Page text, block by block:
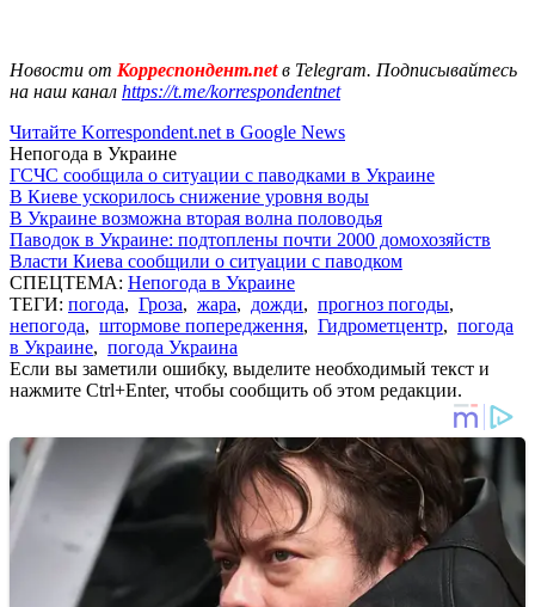
Новости от Корреспондент.netв Telegram. Подписывайтесь
на наш канал https://t.me/korrespondentnet
Читайте Korrespondent.net в Google News
Непогода в Украине
ГСЧС сообщила о ситуации с паводками в Украине
В Киеве ускорилось снижение уровня воды
В Украине возможна вторая волна половодья
Паводок в Украине: подтоплены почти 2000 домохозяйств
Власти Киева сообщили о ситуации с паводком
СПЕЦТЕМА: Непогода в Украине
ТЕГИ: погода, Гроза, жара, дожди, прогноз погоды,
непогода, штормове попередження, Гидрометцентр, погода
в Украине, погода Украина
Если вы заметили ошибку, выделите необходимый текст и
нажмите Ctrl+Enter, чтобы сообщить об этом редакции.